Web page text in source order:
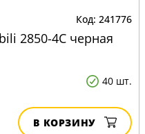
241776
2850-4C черная
40 шт.
В КОРЗИНУ